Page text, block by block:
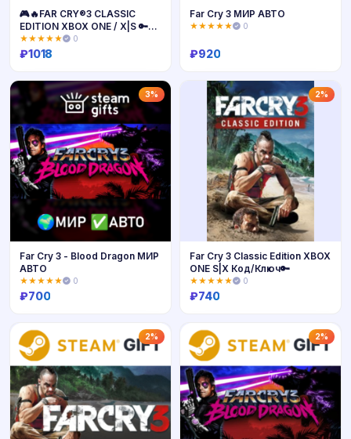
Купить
🎮🔥FAR CRY®3 CLASSIC
EDITION XBOX ONE / X|S 🔑
КЛЮЧ🔥
★★★★★ 0
₽1018
Купить
Far Cry 3 МИР АВТО
★★★★★ 0
₽920
3%
Far Cry 3 - Blood Dragon МИР
АВТО
★★★★★ 0
₽700
2%
Far Cry 3 Classic Edition XBOX
ONE S|X Код/Ключ🔑
★★★★★ 0
₽740
2% 2%